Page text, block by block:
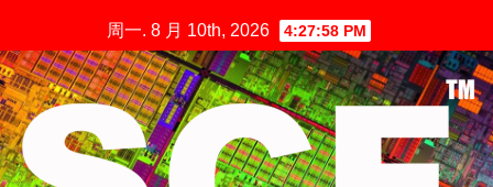
至
内
容
周一. 8 月 10th, 2026 4:27:59 PM